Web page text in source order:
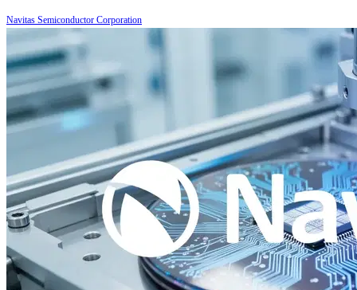
Navitas Semiconductor Corporation